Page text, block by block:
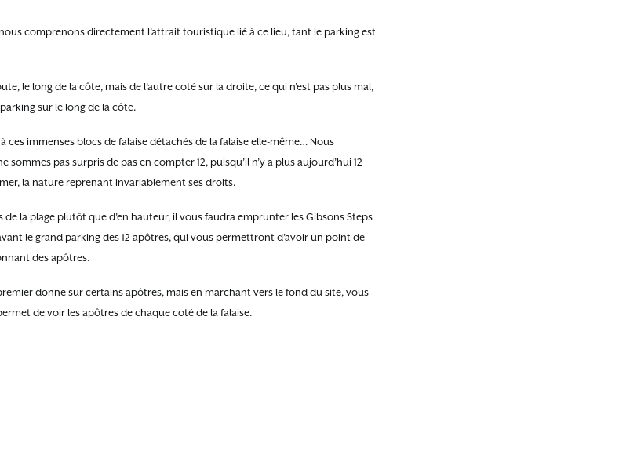
comprenons directement l’attrait touristique lié à ce lieu, tant le parking est
le long de la côte, mais de l’autre coté sur la droite, ce qui n’est pas plus mal,
sur le long de la côte.
ces immenses blocs de falaise détachés de la falaise elle-même… Nous
pas surpris de pas en compter 12, puisqu’il n’y a plus aujourd’hui 12
la nature reprenant invariablement ses droits.
la plage plutôt que d’en hauteur, il vous faudra emprunter les Gibsons Steps
le grand parking des 12 apôtres, qui vous permettront d’avoir un point de
des apôtres.
donne sur certains apôtres, mais en marchant vers le fond du site, vous
de voir les apôtres de chaque coté de la falaise.